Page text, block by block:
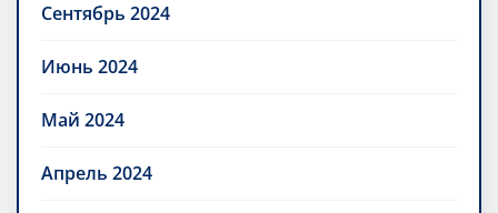
Сентябрь 2024
Июнь 2024
Май 2024
Апрель 2024